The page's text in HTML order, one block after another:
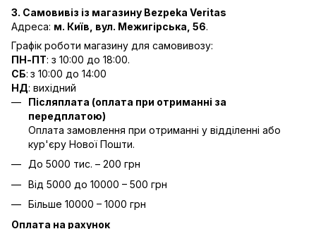
3. Самовивіз із магазину Bezpeka Veritas
Адреса: м. Київ, вул. Межигірська, 56.
Графік роботи магазину для самовивозу:
ПН-ПТ: з 10:00 до 18:00.
СБ: з 10:00 до 14:00
НД: вихідний
Післяплата (оплата при отриманні за
передплатою)
Оплата замовлення при отриманні у відділенні або
кур'єру Нової Пошти.
До 5000 тис. – 200 грн
Від 5000 до 10000 – 500 грн
Більше 10000 – 1000 грн
Оплата на рахунок